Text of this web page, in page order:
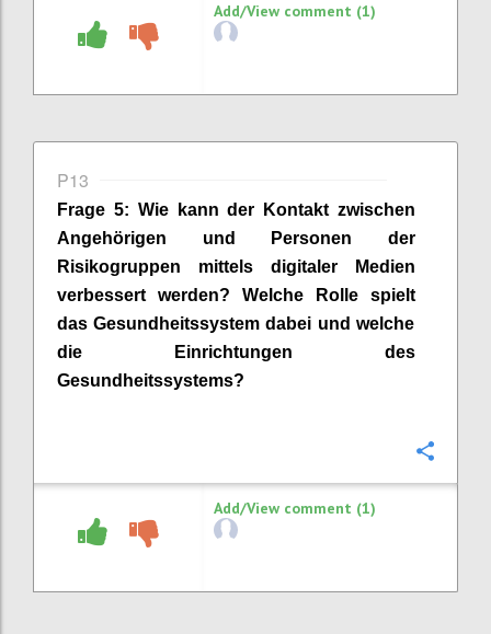
Add/View comment (1)
P13
Frage 5: Wie kann der Kontakt zwischen
Angehörigen und Personen der
Risikogruppen mittels digitaler Medien
verbessert werden? Welche Rolle spiel t
das Gesundheitssystem dabei und welche
die Einrichtungen des
Gesundheitssystems?
Add/View comment (1)